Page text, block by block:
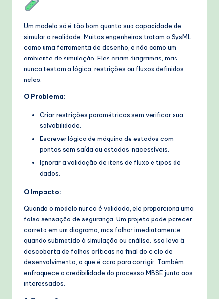
Um modelo só é tão bom quanto sua capacidade de
simular a realidade. Muitos engenheiros tratam o SysML
como uma ferramenta de desenho, e não como um
ambiente de simulação. Eles criam diagramas, mas
nunca testam a lógica, restrições ou fluxos definidos
neles.
O Problema:
Criar restrições paramétricas sem verificar sua
solvabilidade.
Escrever lógica de máquina de estados com
pontos sem saída ou estados inacessíveis.
Ignorar a validação de itens de fluxo e tipos de
dados.
O Impacto:
Quando o modelo nunca é validado, ele proporciona uma
falsa sensação de segurança. Um projeto pode parecer
correto em um diagrama, mas falhar imediatamente
quando submetido à simulação ou análise. Isso leva à
descoberta de falhas críticas no final do ciclo de
desenvolvimento, o que é caro para corrigir. Também
enfraquece a credibilidade do processo MBSE junto aos
interessados.